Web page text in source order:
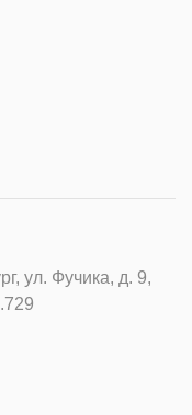
, ул. Фучика, д. 9,